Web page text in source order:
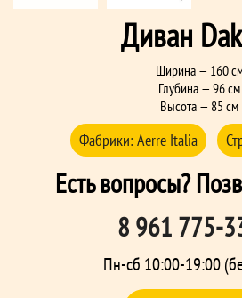
Диван
Ширина — 160
Глубина — 96 см
Высота — 85 см
Фабрики: Aerre Italia
Есть вопросы?
8 961 775-
Пн-сб 10:00-19:00